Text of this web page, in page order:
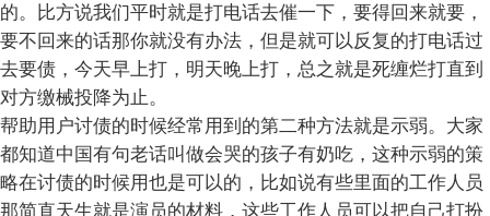
的。比方说我们平时就是打电话去催一下，要得回来就要，
要不回来的话那你就没有办法，但是就可以反复的打电话过
去要债，今天早上打，明天晚上打，总之就是死缠烂打直到
对方缴械投降为止。
帮助用户讨债的时候经常用到的第二种方法就是示弱。大家
都知道中国有句老话叫做会哭的孩子有奶吃，这种示弱的策
略在讨债的时候用也是可以的，比如说有些里面的工作人员
那简直天生就是演员的材料，这些工作人员可以把自己打扮